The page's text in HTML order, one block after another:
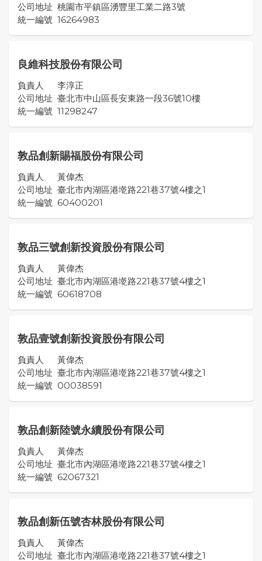
公司地址 桃園市平鎮區湧豐里工業二路3號
統一編號 16264983
良維科技股份有限公司
負責人
李淳正
公司地址 臺北市中山區長安東路一段36號10樓
統一編號 11298247
敦品創新賜福股份有限公司
負責人
黃偉杰
公司地址 臺北市內湖區港墘路221巷37號4樓之1
統一編號 60400201
敦品三號創新投資股份有限公司
負責人
黃偉杰
公司地址 臺北市內湖區港墘路221巷37號4樓之1
統一編號 60618708
敦品壹號創新投資股份有限公司
負責人
黃偉杰
公司地址 臺北市內湖區港墘路221巷37號4樓之1
統一編號 00038591
敦品創新陸號永續股份有限公司
負責人
黃偉杰
公司地址 臺北市內湖區港墘路221巷37號4樓之1
統一編號 62067321
敦品創新伍號杏林股份有限公司
負責人
黃偉杰
公司地址 臺北市內湖區港墘路221巷37號4樓之1